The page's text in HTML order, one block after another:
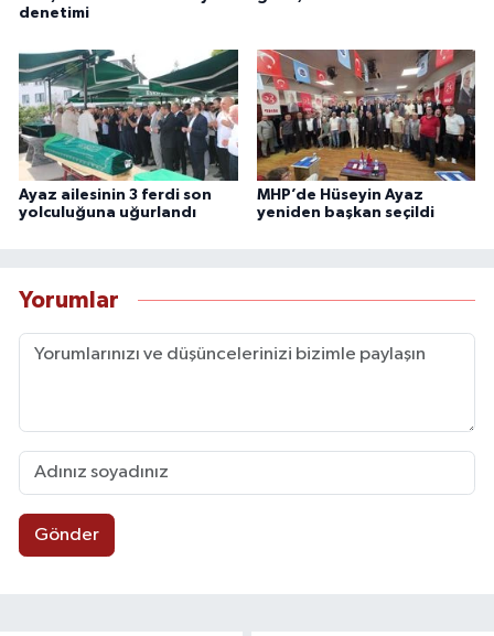
denetimi
Ayaz ailesinin 3 ferdi son
yolculuğuna uğurlandı
MHP’de Hüseyin Ayaz
yeniden başkan seçildi
Yorumlar
Gönder